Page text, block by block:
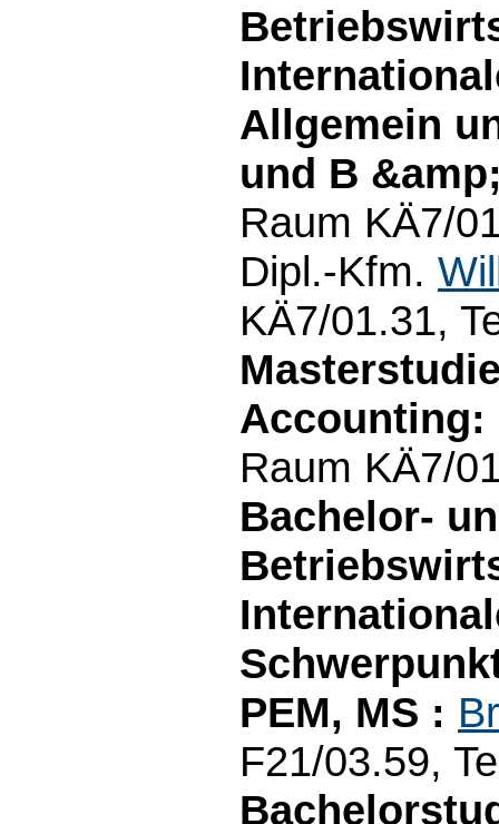
Allgemein
und B
Raum KÄ7/
Dipl.-Kfm.
KÄ7/01.31,
Accounting:
Raum KÄ7/
Bachelor-
PEM, MS :
F21/03.59,